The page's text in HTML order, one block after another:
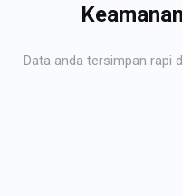
Data anda tersimpan rapi